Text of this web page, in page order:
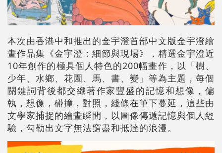
本次由香港中和推出的金宇澄首部中文版金宇澄繪
畫作品集《金宇澄：細節與現場》，精選金宇澄近
10年創作的極具個人特色的200幅畫作，以「樹、
少年、水鄉、花園、馬、書、變」等為主題，每個
關鍵詞背後都交織著作家豐盛的記憶和想像，偏
執，想像，碰撞，對照，綫條在筆下蔓延，這些由
文學家捕捉的繪畫瞬間，以圖像傳遞記憶與個人經
驗，勾勒出文字無法窮盡和抵達的浪漫。